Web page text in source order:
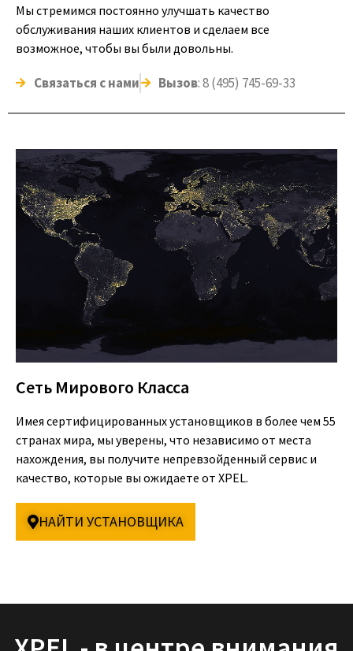
Мы стремимся постоянно улучшать качество
обслуживания наших клиентов и сделаем все
возможное, чтобы вы были довольны.
Связаться с нами Вызов: 8 (495) 745-69-33
Сеть Мирового Класса
Имея сертифицированных установщиков в более чем 55
странах мира, мы уверены, что независимо от места
нахождения, вы получите непревзойденный сервис и
качество, которые вы ожидаете от XPEL.
НАЙТИ УСТАНОВЩИКА